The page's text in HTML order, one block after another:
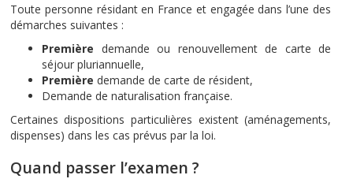
Toute personne résidant en France et engagée dans l’une des
démarches suivantes :
Première demande ou renouvellement de carte de
séjour pluriannuelle,
Première demande de carte de résident,
Demande de naturalisation française.
Certaines dispositions particulières existent (aménagements,
dispenses) dans les cas prévus par la loi.
Quand passer l’examen ?